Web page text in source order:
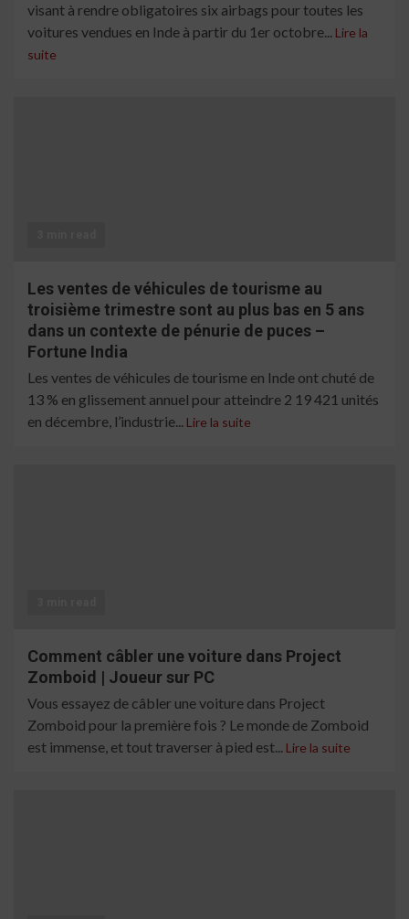
visant à rendre obligatoires six airbags pour toutes les
voitures vendues en Inde à partir du 1er octobre... Lire la
suite
Les ventes de véhicules de tourisme au
troisième trimestre sont au plus bas en 5 ans
dans un contexte de pénurie de puces –
Fortune India
Les ventes de véhicules de tourisme en Inde ont chuté de
13 % en glissement annuel pour atteindre 2 19 421 unités
en décembre, l’industrie... Lire la suite
Comment câbler une voiture dans Project
Zomboid | Joueur sur PC
Vous essayez de câbler une voiture dans Project
Zomboid pour la première fois ? Le monde de Zomboid
est immense, et tout traverser à pied est... Lire la suite